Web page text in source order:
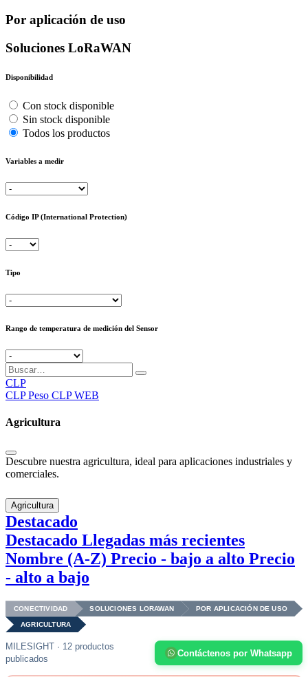
Por aplicación de uso
Soluciones LoRaWAN
Disponibilidad
Con stock disponible
Sin stock disponible
Todos los productos
Variables a medir
Código IP (International Protection)
Tipo
Rango de temperatura de medición del Sensor
CLP
CLP Peso CLP WEB
Agricultura
Descubre nuestra agricultura, ideal para aplicaciones industriales y
comerciales.
Agricultura
Destacado
Destacado Llegadas más recientes
Nombre (A-Z) Precio - bajo a alto Precio
- alto a bajo
CONECTIVIDAD SOLUCIONES LORAWAN POR APLICACIÓN DE USO
AGRICULTURA
MILESIGHT · 12 productos
publicados
Contáctenos por Whatsapp